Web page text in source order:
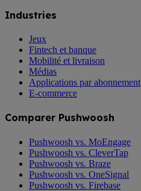
Industries
Jeux
Fintech et banque
Mobilité et livraison
Médias
Applications par abonnement
E-commerce
Comparer Pushwoosh
Pushwoosh vs. MoEngage
Pushwoosh vs. CleverTap
Pushwoosh vs. Braze
Pushwoosh vs. OneSignal
Pushwoosh vs. Firebase